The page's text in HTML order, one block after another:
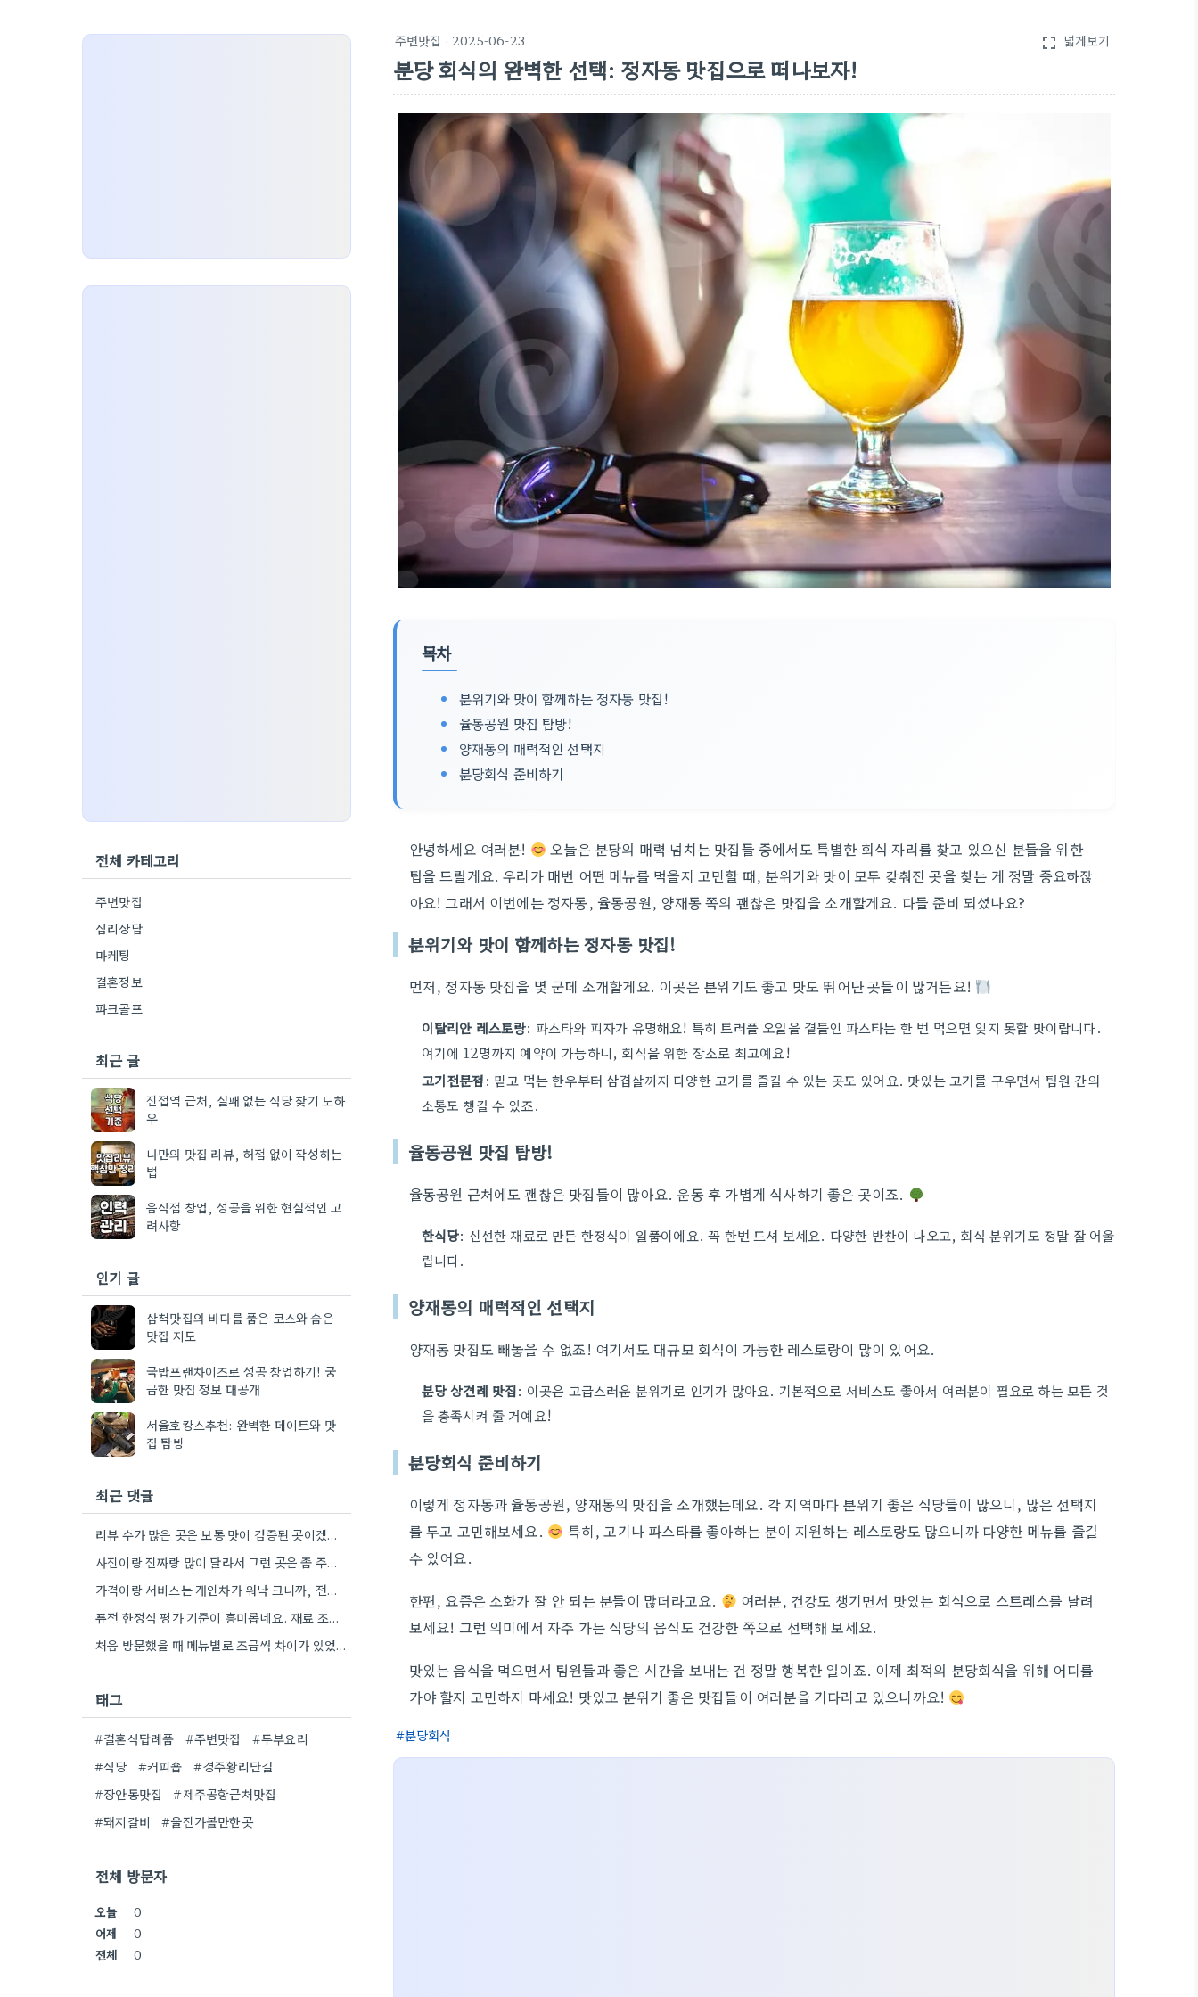
주변맛집 · 2025-06-23 fullscreen 넓게보기
분당 회식의 완벽한 선택: 정자동 맛집으로 떠나보자!
목차
분위기와 맛이 함께하는 정자동 맛집!
율동공원 맛집 탐방!
양재동의 매력적인 선택지
분당회식 준비하기
안녕하세요 여러분!
오늘은 분당의 매력 넘치는 맛집들 중에서도 특별한 회식 자리를 찾고 있으신 분들을 위한
팁을 드릴게요. 우리가 매번 어떤 메뉴를 먹을지 고민할 때, 분위기와 맛이 모두 갖춰진 곳을 찾는 게 정말 중요하잖
아요! 그래서 이번에는 정자동, 율동공원, 양재동 쪽의 괜찮은 맛집을 소개할게요. 다들 준비 되셨나요?
분위기와 맛이 함께하는 정자동 맛집!
먼저, 정자동 맛집을 몇 군데 소개할게요. 이곳은 분위기도 좋고 맛도 뛰어난 곳들이 많거든요!
이탈리안 레스토랑: 파스타와 피자가 유명해요! 특히 트러플 오일을 곁들인 파스타는 한 번 먹으면 잊지 못할 맛이랍니다.
여기에 12명까지 예약이 가능하니, 회식을 위한 장소로 최고예요!
고기전문점: 믿고 먹는 한우부터 삼겹살까지 다양한 고기를 즐길 수 있는 곳도 있어요. 맛있는 고기를 구우면서 팀원 간의
소통도 챙길 수 있죠.
율동공원 맛집 탐방!
율동공원 근처에도 괜찮은 맛집들이 많아요. 운동 후 가볍게 식사하기 좋은 곳이죠.
한식당: 신선한 재료로 만든 한정식이 일품이에요. 꼭 한번 드셔 보세요. 다양한 반찬이 나오고, 회식 분위기도 정말 잘 어울
립니다.
양재동의 매력적인 선택지
양재동 맛집도 빼놓을 수 없죠! 여기서도 대규모 회식이 가능한 레스토랑이 많이 있어요.
분당 상견례 맛집: 이곳은 고급스러운 분위기로 인기가 많아요. 기본적으로 서비스도 좋아서 여러분이 필요로 하는 모든 것
을 충족시켜 줄 거예요!
분당회식 준비하기
이렇게 정자동과 율동공원, 양재동의 맛집을 소개했는데요. 각 지역마다 분위기 좋은 식당들이 많으니, 많은 선택지
를 두고 고민해보세요.
특히, 고기나 파스타를 좋아하는 분이 지원하는 레스토랑도 많으니까 다양한 메뉴를 즐길
수 있어요.
한편, 요즘은 소화가 잘 안 되는 분들이 많더라고요.
여러분, 건강도 챙기면서 맛있는 회식으로 스트레스를 날려
보세요! 그런 의미에서 자주 가는 식당의 음식도 건강한 쪽으로 선택해 보세요.
맛있는 음식을 먹으면서 팀원들과 좋은 시간을 보내는 건 정말 행복한 일이죠. 이제 최적의 분당회식을 위해 어디를
가야 할지 고민하지 마세요! 맛있고 분위기 좋은 맛집들이 여러분을 기다리고 있으니까요!
분당회식
전체 카테고리
주변맛집
심리상담
마케팅
결혼정보
파크골프
최근 글
진접역 근처, 실패 없는 식당 찾기 노하
우
나만의 맛집 리뷰, 허점 없이 작성하는
법
음식점 창업, 성공을 위한 현실적인 고
려사항
인기 글
삼척맛집의 바다를 품은 코스와 숨은
맛집 지도
국밥프랜차이즈로 성공 창업하기! 궁
금한 맛집 정보 대공개
서울호캉스추천: 완벽한 데이트와 맛
집 탐방
최근 댓글
리뷰 수가 많은 곳은 보통 맛이 검증된 곳이겠죠. 3개월 이내 리뷰를 꼼꼼히 살펴보는 습관이 필요할…
사진이랑 진짜랑 많이 달라서 그런 곳은 좀 주의해야겠네요.
가격이랑 서비스는 개인차가 워낙 크니까, 전체적인 평가보다는 메뉴 맛에 집중하는 게 좋을 것 같아요.
퓨전 한정식 평가 기준이 흥미롭네요. 재료 조합뿐 아니라 플레이팅까지 고려하는 점이 좋은 팁 같아요.
처음 방문했을 때 메뉴별로 조금씩 차이가 있었던 것 같아요. 특히 파스타 종류는 바뀌는 듯 싶었습니다.
태그
#결혼식답례품 #주변맛집
#두부요리
#식당
#커피숍
#경주황리단길
#장안동맛집
#제주공항근처맛집
#돼지갈비
#울진가볼만한곳
전체 방문자
오늘
0
어제
0
전체
0